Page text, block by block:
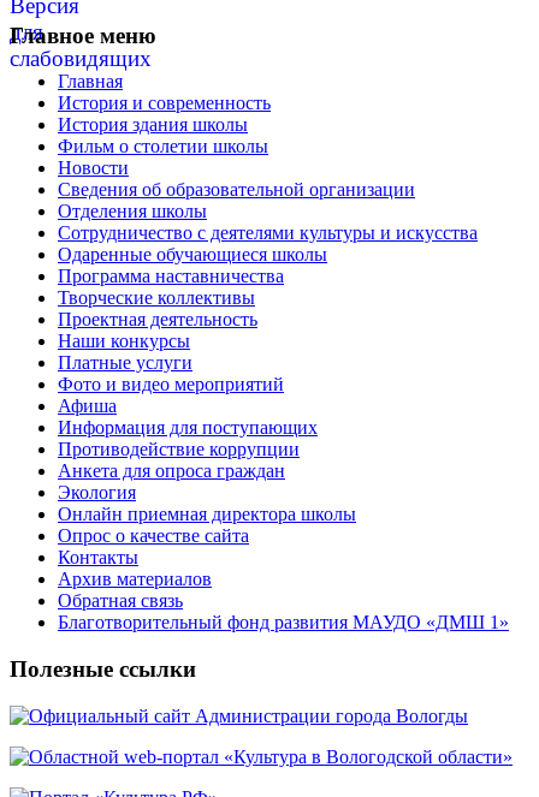
Главное меню
Главная
История и современность
История здания школы
Фильм о столетии школы
Новости
Сведения об образовательной организации
Отделения школы
Сотрудничество с деятелями культуры и искусства
Одаренные обучающиеся школы
Программа наставничества
Творческие коллективы
Проектная деятельность
Наши конкурсы
Платные услуги
Фото и видео мероприятий
Афиша
Информация для поступающих
Противодействие коррупции
Анкета для опроса граждан
Экология
Онлайн приемная директора школы
Опрос о качестве сайта
Контакты
Архив материалов
Обратная связь
Благотворительный фонд развития МАУДО «ДМШ 1»
Полезные ссылки